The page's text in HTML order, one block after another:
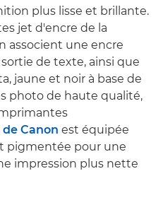
plus lisse et brillante.
jet d'encre de la
associent une encre
de texte, ainsi que
jaune et noir à base de
photo de haute qualité,
de Canon est équipée
pigmentée pour une
impression plus nette